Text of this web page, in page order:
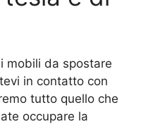
mobili da spostare
in contatto con
tutto quello che
occupare la